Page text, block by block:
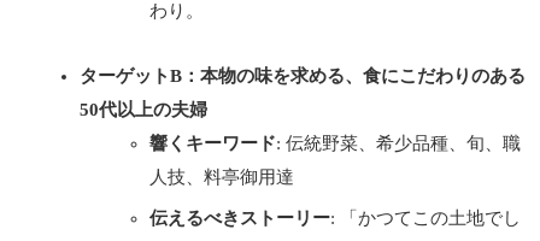
わり。
ターゲットB：本物の味を求める、食にこだわりのある
50代以上の夫婦
響くキーワード: 伝統野菜、希少品種、旬、職
人技、料亭御用達
伝えるべきストーリー: 「かつてこの土地でし